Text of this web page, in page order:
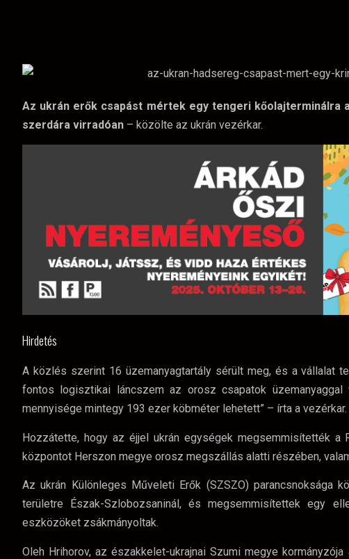
Az ukrán erők csapást mértek egy tengeri
szerdára virradóan – közölte az ukrán vezérkar.
Hirdetés
A közlés szerint 16 üzemanyagtartály sérült meg, és a vállalat
fontos logisztikai láncszem az orosz csapatok
mennyisége mintegy 193 ezer köbméter lehetett” – írta a vezérkar.
Hozzátette, hogy az éjjel ukrán egységek megsemmisítették a
központot Herszon megye orosz megszállás alatti részében,
Az ukrán Különleges Műveleti Erők (SZSZO)
területre Észak-Szlobozsaninál, és megsemmisítettek egy
eszközöket zsákmányoltak.
Oleh Hrihorov, az északkelet-ukrajnai Szumi megye